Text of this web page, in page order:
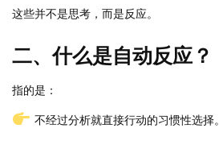
这些并不是思考，而是反应。
二、什么是自动反应？
指的是：
不经过分析就直接行动的习惯性选择。